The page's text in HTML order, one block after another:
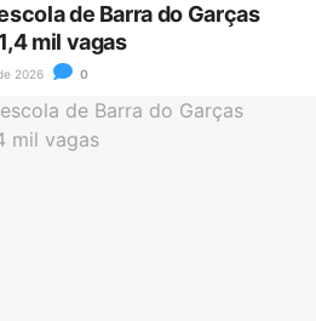
de Barra do Garças
mil vagas
2026 0